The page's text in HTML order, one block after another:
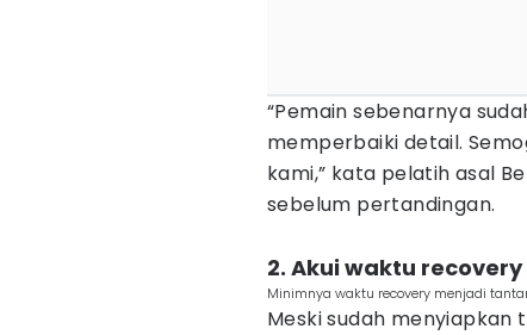
“Pemain sebenarnya
memperbaiki detail.
kami,” kata pelatih asal
sebelum pertandingan.
2. Akui waktu
Minimnya waktu recovery menjadi
Meski sudah